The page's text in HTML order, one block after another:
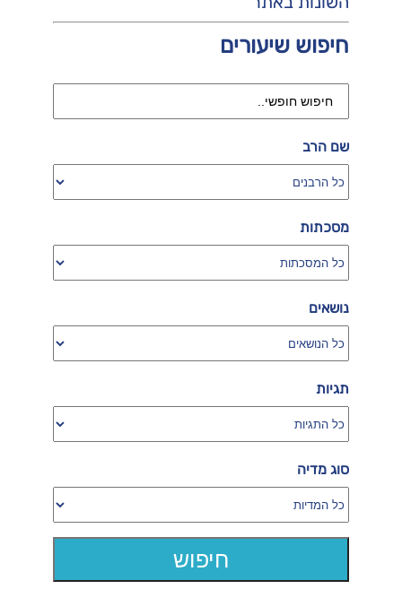
חיפוש שיעורים
שם הרב
מסכתות
נושאים
תגיות
סוג מדיה